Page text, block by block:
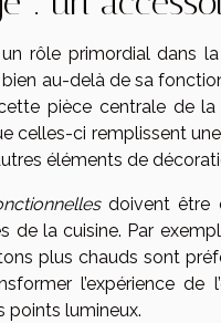
un rôle primordial dans
bien au-delà de sa
pièce centrale de
celles-ci remplissent
éléments de
doivent être
de la cuisine. Par
plus chauds sont
l’expérience
points lumineux.